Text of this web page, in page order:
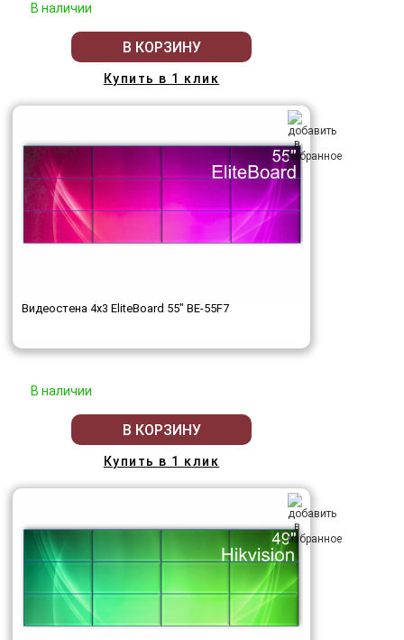
В наличии
В КОРЗИНУ
Купить в 1 клик
Видеостена 4x3 EliteBoard 55" BE-55F7
В наличии
В КОРЗИНУ
Купить в 1 клик